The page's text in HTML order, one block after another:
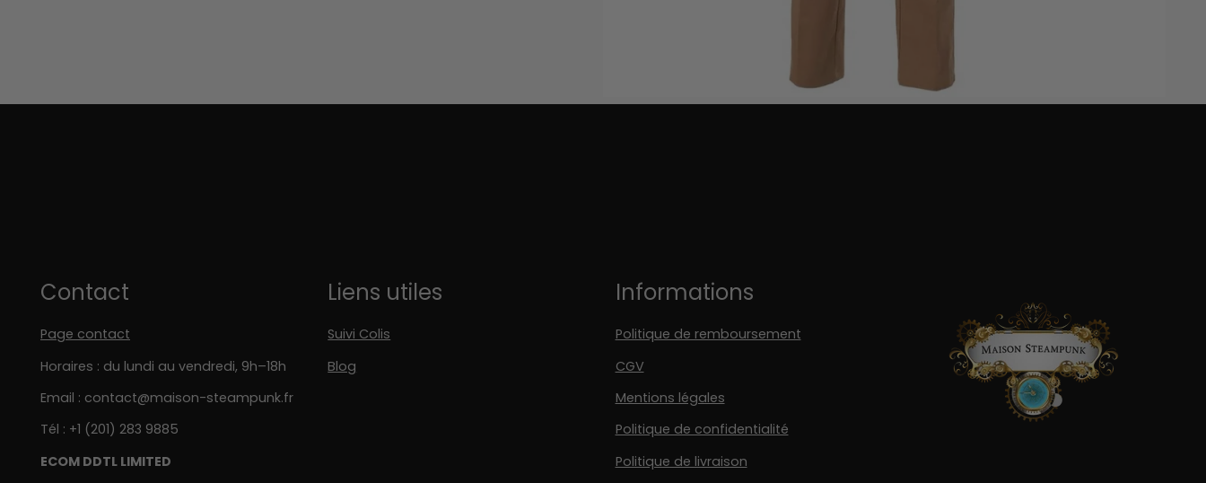
Contact
Page contact
Horaires : du lundi au vendredi, 9h–18h
Email : contact@maison-steampunk.fr
Tél : +1 (201) 283 9885
ECOM DDTL LIMITED
Liens utiles
Suivi Colis
Blog
Informations
Politique de remboursement
CGV
Mentions légales
Politique de confidentialité
Politique de livraison